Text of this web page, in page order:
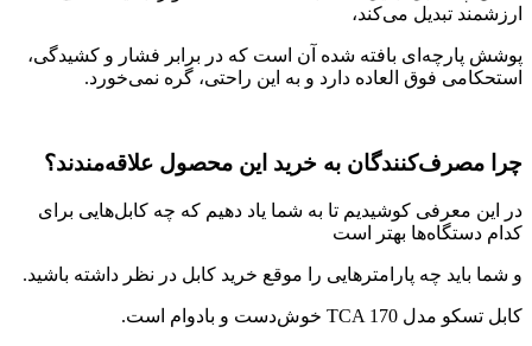
ارزشمند تبدیل می‌کند،
پوشش پارچه‌ای بافته شده آن است که در برابر فشار و کشیدگی،
استحکامی فوق العاده دارد و به این راحتی، گره نمی‌خورد.
چرا مصرف‌کنندگان به خرید این محصول علاقه‌مندند؟
در این معرفی کوشیدیم تا به شما یاد دهیم که چه کابل‌هایی برای
کدام دستگاه‌ها بهتر است
و شما باید چه پارامترهایی را موقع خرید کابل در نظر داشته باشید.
کابل تسکو مدل TCA 170 خوش‌دست و بادوام است.